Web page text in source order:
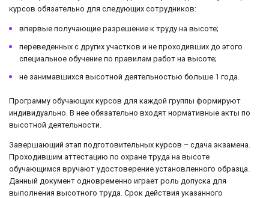
курсов обязательно для следующих сотрудников:
впервые получающие разрешение к труду на высоте;
переведенных с других участков и не проходивших до этого
специальное обучение по правилам работ на высоте;
не занимавшихся высотной деятельностью больше 1 года.
Программу обучающих курсов для каждой группы формируют
индивидуально. В нее обязательно входят нормативные акты по
высотной деятельности.
Завершающий этап подготовительных курсов – сдача экзамена.
Проходившим аттестацию по охране труда на высоте
обучающимся вручают удостоверение установленного образца.
Данный документ одновременно играет роль допуска для
выполнения высотного труда. Срок действия указанного